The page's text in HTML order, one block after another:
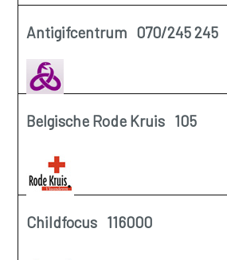
Antigifcentrum 070/245 245
Belgische Rode Kruis 105
Childfocus 116000